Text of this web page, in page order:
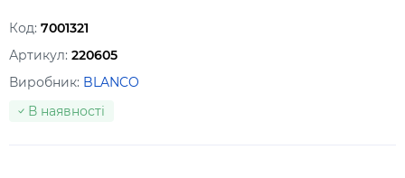
Код: 7001321
Артикул: 220605
Виробник: BLANCO
В наявності